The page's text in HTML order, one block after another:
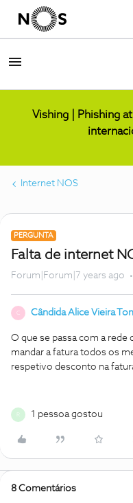
Vishing | Phishing
Internet NOS
PERGUNTA
Falta de internet
Forum|Forum|7 years ago
C Cândida Alice Vieira
O que se passa com a rede
mandar a fatura todos os
respetivo desconto na
R 1 pessoa gostou
8 Comentários